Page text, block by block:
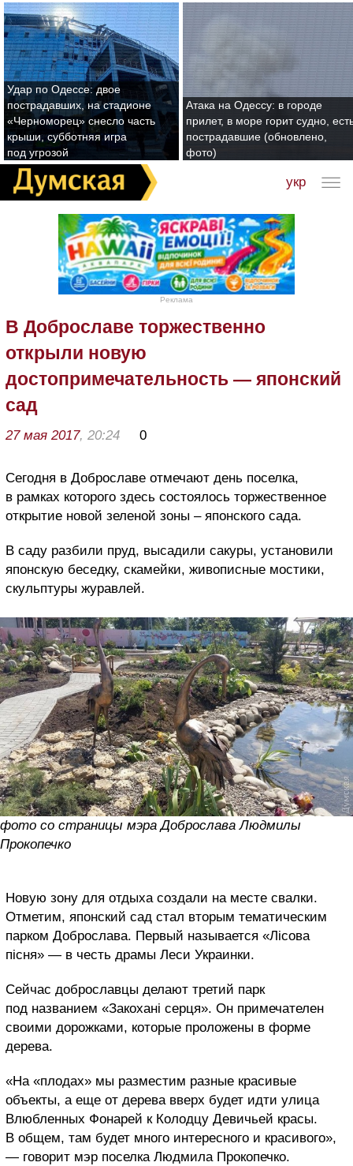
Удар по Одессе: двое
пострадавших, на стадионе
«Черноморец» снесло часть
крыши, субботняя игра
под угрозой
Атака на Одессу: в городе
прилет, в море горит судно,
пострадавшие (обновлено,
фото)
укр
Реклама
В Доброславе торжественно
открыли новую
достопримечательность — японский
сад
27 мая 2017, 20:24 0
Сегодня в Доброславе отмечают день поселка,
в рамках которого здесь состоялось торжественное
открытие новой зеленой зоны – японского сада.
В саду разбили пруд, высадили сакуры, установили
японскую беседку, скамейки, живописные мостики,
скульптуры журавлей.
фото со страницы мэра Доброслава Людмилы
Прокопечко
Новую зону для отдыха создали на месте свалки.
Отметим, японский сад стал вторым тематическим
парком Доброслава. Первый называется «Лісова
пісня» — в честь драмы Леси Украинки.
Сейчас доброславцы делают третий парк
под названием «Закохані серця». Он примечателен
своими дорожками, которые проложены в форме
дерева.
«На «плодах» мы разместим разные красивые
объекты, а еще от дерева вверх будет идти улица
Влюбленных Фонарей к Колодцу Девичьей красы.
В общем, там будет много интересного и красивого»,
— говорит мэр поселка Людмила Прокопечко.